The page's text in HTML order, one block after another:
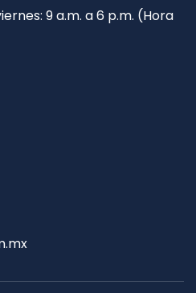
9 a.m. a 6 p.m. (Hora